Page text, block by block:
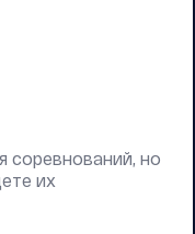
соревнований, но
их